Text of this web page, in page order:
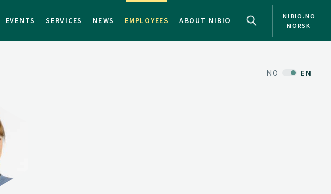
EVENTS SERVICES NEWS EMPLOYEES ABOUT NIBIO
NIBIO.NO
NORSK
NO EN